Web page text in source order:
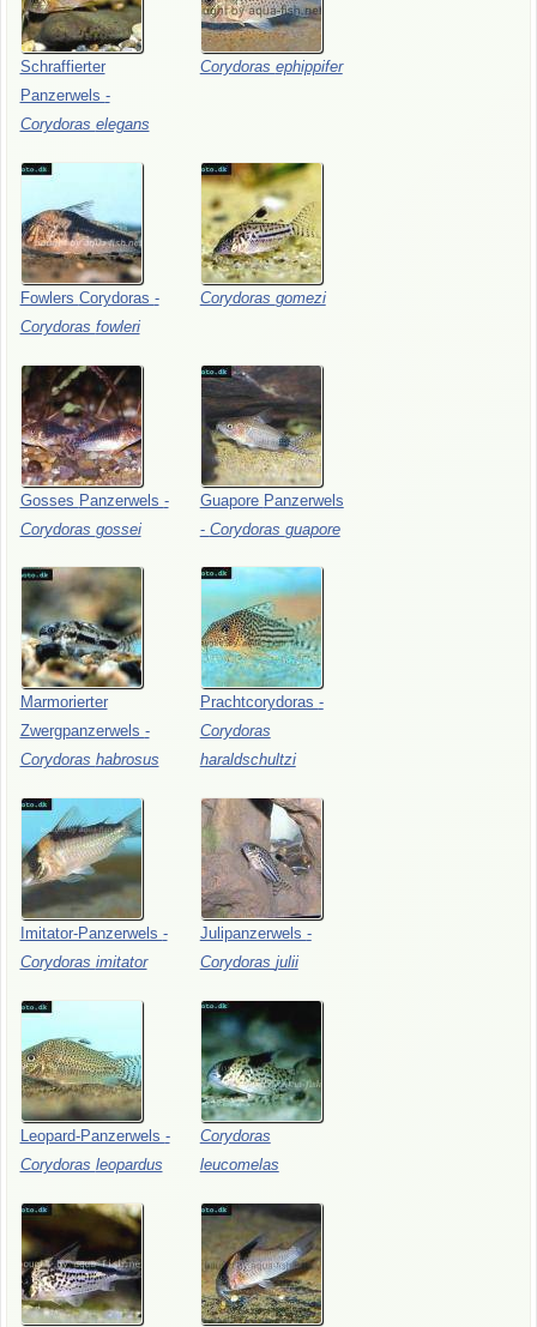
Schraffierter
Panzerwels -
Corydoras elegans
Corydoras ephippifer
Fowlers Corydoras -
Corydoras fowleri
Corydoras gomezi
Gosses Panzerwels -
Corydoras gossei
Guapore Panzerwels
- Corydoras guapore
Marmorierter
Zwergpanzerwels -
Corydoras habrosus
Prachtcorydoras -
Corydoras
haraldschultzi
Imitator-Panzerwels -
Corydoras imitator
Julipanzerwels -
Corydoras julii
Leopard-Panzerwels -
Corydoras leopardus
Corydoras
leucomelas